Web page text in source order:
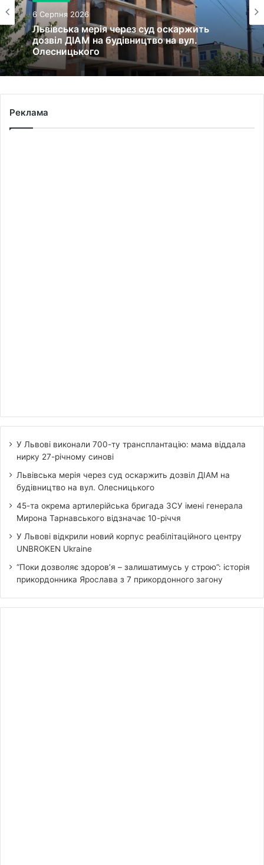
6 Серпня 2026
Львівська мерія через суд оскаржить
дозвіл ДІАМ на будівництво на вул.
Олесницького
Реклама
У Львові виконали 700-ту трансплантацію: мама віддала
нирку 27-річному синові
Львівська мерія через суд оскаржить дозвіл ДІАМ на
будівництво на вул. Олесницького
45-та окрема артилерійська бригада ЗСУ імені генерала
Мирона Тарнавського відзначає 10-річчя
У Львові відкрили новий корпус реабілітаційного центру
UNBROKEN Ukraine
“Поки дозволяє здоров’я – залишатимусь у строю”: історія
прикордонника Ярослава з 7 прикордонного загону